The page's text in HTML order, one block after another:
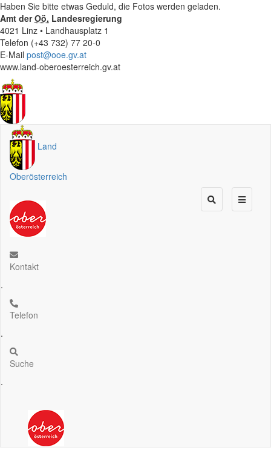
Haben Sie bitte etwas Geduld, die Fotos werden geladen.
Amt derOö. Landesregierung
4021 Linz • Landhausplatz 1
Telefon (+43 732) 77 20-0
E-Mail post@ooe.gv.at
www.land-oberoesterreich.gv.at
Land
Oberösterreich
Kontakt
.
Telefon
.
Suche
.